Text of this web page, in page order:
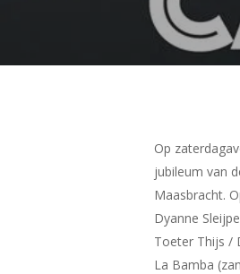
Op
jubileum van
Maasbracht.
Dyanne
Toeter Thijs /
La Bamba